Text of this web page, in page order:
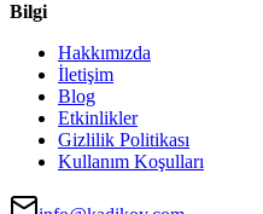
Bilgi
Hakkımızda
İletişim
Blog
Etkinlikler
Gizlilik Politikası
Kullanım Koşulları